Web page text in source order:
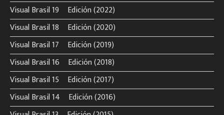
Visual Brasil 19º Edición (2022)
Visual Brasil 18º Edición (2020)
Visual Brasil 17º Edición (2019)
Visual Brasil 16º Edición (2018)
Visual Brasil 15º Edición (2017)
Visual Brasil 14º Edición (2016)